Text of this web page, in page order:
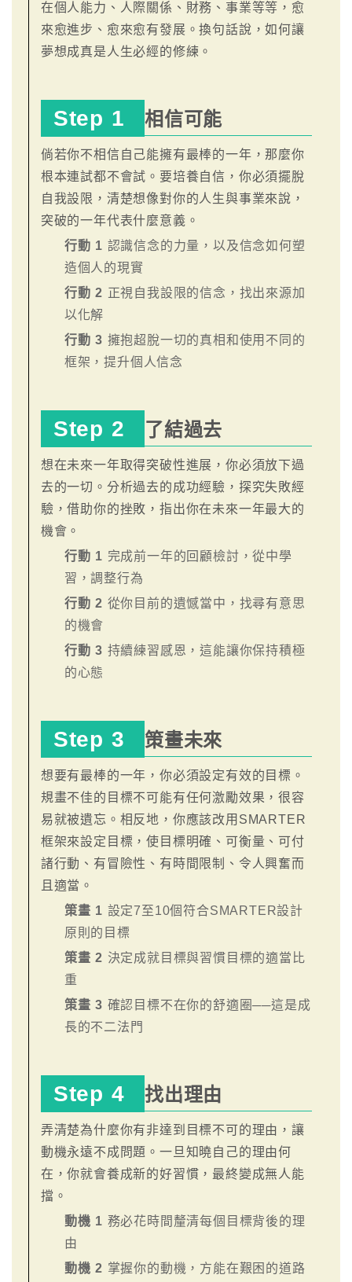
在個人能力、人際關係、財務、事業等等，愈
來愈進步、愈來愈有發展。換句話說，如何讓
夢想成真是人生必經的修練。
Step 1 相信可能
倘若你不相信自己能擁有最棒的一年，那麼你
根本連試都不會試。要培養自信，你必須擺脫
自我設限，清楚想像對你的人生與事業來說，
突破的一年代表什麼意義。
行動 1 認識信念的力量，以及信念如何塑
造個人的現實
行動 2 正視自我設限的信念，找出來源加
以化解
行動 3 擁抱超脫一切的真相和使用不同的
框架，提升個人信念
Step 2 了結過去
想在未來一年取得突破性進展，你必須放下過
去的一切。分析過去的成功經驗，探究失敗經
驗，借助你的挫敗，指出你在未來一年最大的
機會。
行動 1 完成前一年的回顧檢討，從中學
習，調整行為
行動 2 從你目前的遺憾當中，找尋有意思
的機會
行動 3 持續練習感恩，這能讓你保持積極
的心態
Step 3 策畫未來
想要有最棒的一年，你必須設定有效的目標。
規畫不佳的目標不可能有任何激勵效果，很容
易就被遺忘。相反地，你應該改用SMARTER
框架來設定目標，使目標明確、可衡量、可付
諸行動、有冒險性、有時間限制、令人興奮而
且適當。
策畫 1 設定7至10個符合SMARTER設計
原則的目標
策畫 2 決定成就目標與習慣目標的適當比
重
策畫 3 確認目標不在你的舒適圈──這是成
長的不二法門
Step 4 找出理由
弄清楚為什麼你有非達到目標不可的理由，讓
動機永遠不成問題。一旦知曉自己的理由何
在，你就會養成新的好習慣，最終變成無人能
擋。
動機 1 務必花時間釐清每個目標背後的理
由
動機 2 掌握你的動機，方能在艱困的道路